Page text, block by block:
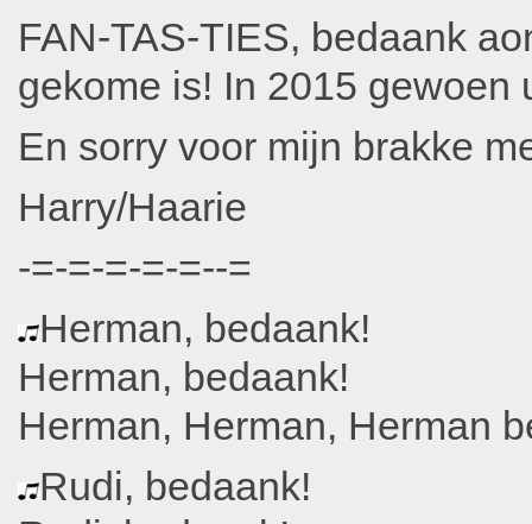
FAN-TAS-TIES, bedaank
gekome is! In 2015 gewoen
En sorry voor mijn brakke
Harry/Haarie
-=-=-=-=-=--=
Herman, bedaank!
Herman, bedaank!
Herman, Herman, Herman
Rudi, bedaank!